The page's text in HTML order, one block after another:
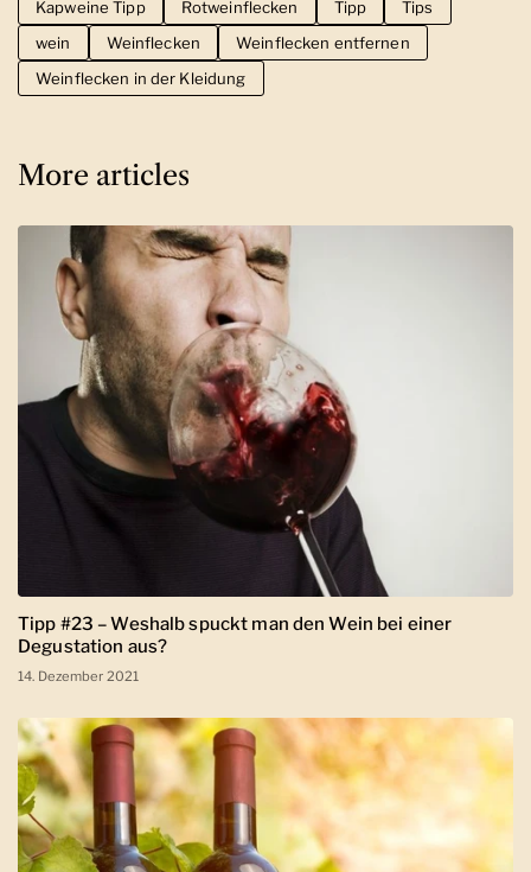
Kapweine Tipp Rotweinflecken Tipp
Tips
wein
Weinflecken
Weinflecken entfernen
Weinflecken in der Kleidung
More articles
Tipp #23 – Weshalb spuckt man den Wein bei einer
Degustation aus?
14. Dezember 2021